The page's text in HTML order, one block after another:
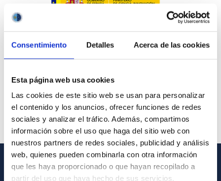
Consentimiento Detalles Acerca de las cookies
Esta página web usa cookies
Las cookies de este sitio web se usan para personalizar
el contenido y los anuncios, ofrecer funciones de redes
sociales y analizar el tráfico. Además, compartimos
información sobre el uso que haga del sitio web con
nuestros partners de redes sociales, publicidad y análisis
web, quienes pueden combinarla con otra información
que les haya proporcionado o que hayan recopilado a
partir del uso que haya hecho de sus servicios.
GENERAL INFORMATION